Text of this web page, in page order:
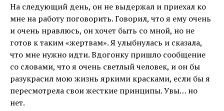
На следующий день, он не выдержал и приехал ко
мне на работу поговорить. Говорил, что я ему очень
и очень нравлюсь, он хочет быть со мной, но не
готов к таким «жертвам». Я улыбнулась и сказала,
что мне нужно идти. Вдогонку пришло сообщение
со словами, что я очень светлый человек, и он бы
разукрасил мою жизнь яркими красками, если бы я
пересмотрела свои жесткие принципы. Увы… но
нет.